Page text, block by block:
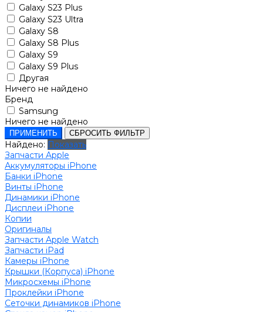
Galaxy S23 Plus
Galaxy S23 Ultra
Galaxy S8
Galaxy S8 Plus
Galaxy S9
Galaxy S9 Plus
Другая
Ничего не найдено
Бренд
Samsung
Ничего не найдено
ПРИМЕНИТЬ СБРОСИТЬ ФИЛЬТР
Найдено: Показать
Запчасти Apple
Аккумуляторы iPhone
Банки iPhone
Винты iPhone
Динамики iPhone
Дисплеи iPhone
Копии
Оригиналы
Запчасти Apple Watch
Запчасти iPad
Камеры iPhone
Крышки (Корпуса) iPhone
Микросхемы iPhone
Проклейки iPhone
Сеточки динамиков iPhone